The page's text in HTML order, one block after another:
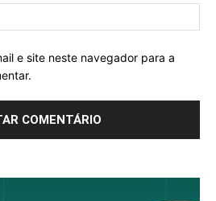
e site neste navegador para a